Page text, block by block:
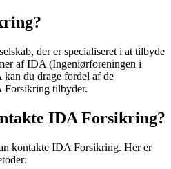
der er specialiseret i at tilbyde
af IDA (Ingeniørforeningen i
du drage fordel af de
Forsikring tilbyder.
IDA Forsikring?
kontakte IDA Forsikring. Her er